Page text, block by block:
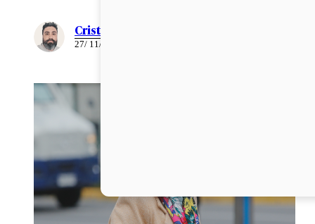
Cristián Meza
27/ 11/ 2025